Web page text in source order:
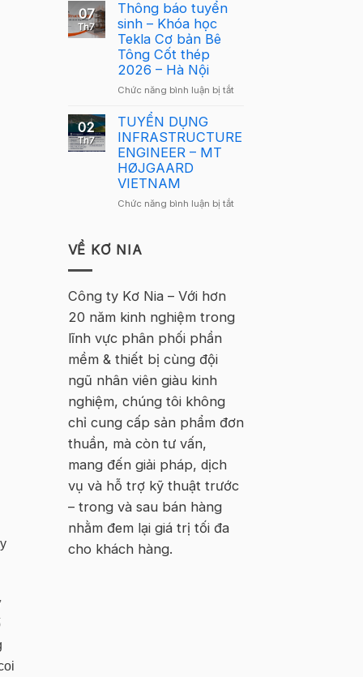
Hà
quay
tại
07
Th7
Thông báo tuyển
sinh – Khóa học
Tekla Cơ bản Bê
Tông Cốt thép
2026 – Hà Nội
Chức năng bình luận bị tắtở
tuyển
Tekla
–
02
Th7
TUYỂN DỤNG
INFRASTRUCTURE
ENGINEER – MT
HØJGAARD
VIETNAM
Chức năng bình luận bị tắtở
VIETNAM
VỀ KƠ NIA
Công ty Kơ Nia – Với hơn
20 năm kinh nghiệm trong
lĩnh vực phân phối phần
mềm & thiết bị cùng đội
ngũ nhân viên giàu kinh
nghiệm, chúng tôi không
chỉ cung cấp sản phẩm đơn
thuần, mà còn tư vấn,
mang đến giải pháp, dịch
vụ và hỗ trợ kỹ thuật trước
– trong và sau bán hàng
nhằm đem lại giá trị tối đa
cho khách hàng.